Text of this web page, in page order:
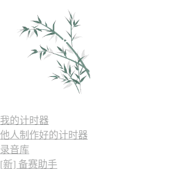
我的计时器
他人制作好的计时器
录音库
[新] 备赛助手